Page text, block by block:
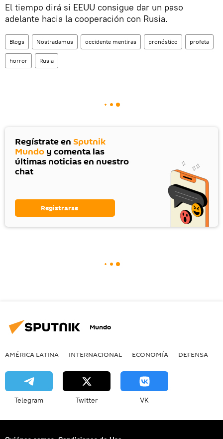
El tiempo dirá si EEUU consigue dar un paso
adelante hacia la cooperación con Rusia.
Blogs Nostradamus occidente mentiras pronóstico profeta
horror Rusia
Regístrate en Sputnik
Mundo y comenta las
últimas noticias en nuestro
chat
Registrarse
Mundo
AMÉRICA LATINA INTERNACIONAL ECONOMÍA DEFENSA
Telegram Twitter VK